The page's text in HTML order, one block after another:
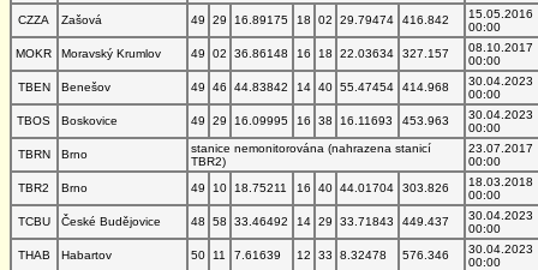
CZZA Zašová 49 29 16.89175 18 02 29.79474 416.842
15.05.2016
00:00
MOKR
Moravský Krumlov 49 02 36.86148 16 18 22.03634 327.157
08.10.2017
00:00
TBEN
Benešov 49 46 44.83842 14 40 55.47454 414.968
30.04.2023
00:00
TBOS
Boskovice 49 29 16.09995 16 38 16.11693 453.963
30.04.2023
00:00
TBRN
Brno
stanice nemonitorována (nahrazena stanicí
TBR2)
23.07.2017
00:00
TBR2
Brno 49 10 18.75211 16 40 44.01704 303.826
18.03.2018
00:00
TCBU
České Budějovice 48 58 33.46492 14 29 33.71843 449.437
30.04.2023
00:00
THAB
Habartov 50 11 7.61639 12 33 8.32478 576.346
30.04.2023
00:00